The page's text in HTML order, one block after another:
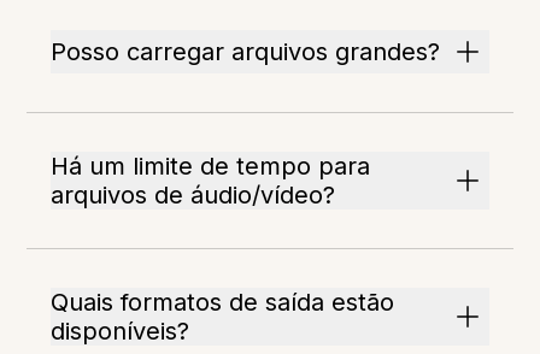
Posso carregar arquivos grandes?
Há um limite de tempo para
arquivos de áudio/vídeo?
Quais formatos de saída estão
disponíveis?